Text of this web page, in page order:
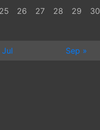
25 26 27 28 29
30
Jul
Sep »